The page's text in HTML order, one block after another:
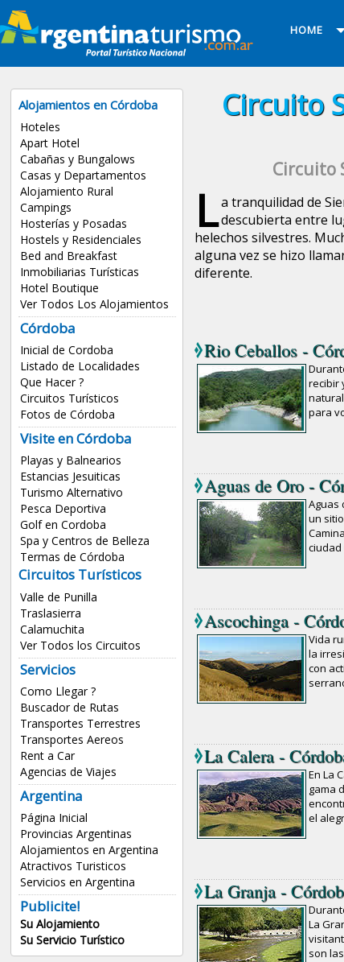
HOME
Alojamientos en Córdoba
Hoteles
Apart Hotel
Cabañas y Bungalows
Casas y Departamentos
Alojamiento Rural
Campings
Hosterías y Posadas
Hostels y Residenciales
Bed and Breakfast
Inmobiliarias Turísticas
Hotel Boutique
Ver Todos Los Alojamientos
Córdoba
Inicial de Cordoba
Listado de Localidades
Que Hacer ?
Circuitos Turísticos
Fotos de Córdoba
Visite en Córdoba
Playas y Balnearios
Estancias Jesuiticas
Turismo Alternativo
Pesca Deportiva
Golf en Cordoba
Spa y Centros de Belleza
Termas de Córdoba
Circuitos Turísticos
Valle de Punilla
Traslasierra
Calamuchita
Ver Todos los Circuitos
Servicios
Como Llegar ?
Buscador de Rutas
Transportes Terrestres
Transportes Aereos
Rent a Car
Agencias de Viajes
Argentina
Página Inicial
Provincias Argentinas
Alojamientos en Argentina
Atractivos Turisticos
Servicios en Argentina
Publicite!
Su Alojamiento
Su Servicio Turístico
Circuito
Circuito
La tranquilidad de
descubierta entre
helechos silvestres.
alguna vez se hizo
diferente.
Rio Ceballos -
recibir
para
Aguas de Oro -
Aguas
un
Ascochinga -
Vida
la
con
La Calera -
En La
gama
el
La Granja -
La
son